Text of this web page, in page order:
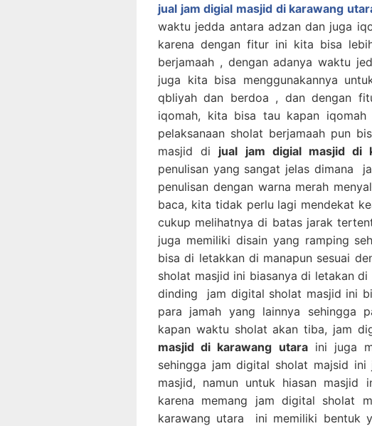
jual jam digial masjid di karawang
waktu jedda antara adzan dan juga
karena dengan fitur ini kita bisa
berjamaah , dengan adanya waktu
juga kita bisa menggunakannya
qbliyah dan berdoa , dan dengan
iqomah, kita bisa tau kapan iqomah
pelaksanaan sholat berjamaah pun
masjid di jual jam digial masjid di
penulisan yang sangat jelas dimana
penulisan dengan warna merah
baca, kita tidak perlu lagi mendekat
cukup melihatnya di batas jarak
juga memiliki disain yang ramping
bisa di letakkan di manapun sesuai
sholat masjid ini biasanya di letakan
dinding jam digital sholat masjid ini
para jamah yang lainnya sehingga
kapan waktu sholat akan tiba, jam
masjid di karawang utaraini juga
sehingga jam digital sholat majsid
masjid, namun untuk hiasan masjid
karena memang jam digital sholat
karawang utara ini memiliki bentuk